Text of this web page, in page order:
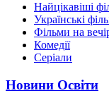
Найцікавіші
Українські
Фільми на
Комедії
Серіали
Новини Освіти